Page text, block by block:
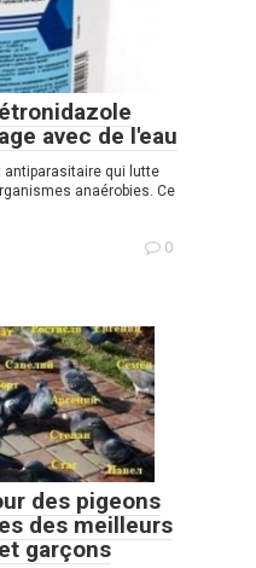
avec de l'eau
antiparasitaire qui lutte
anaérobies. Ce
0
des pigeons
des meilleurs
garçons